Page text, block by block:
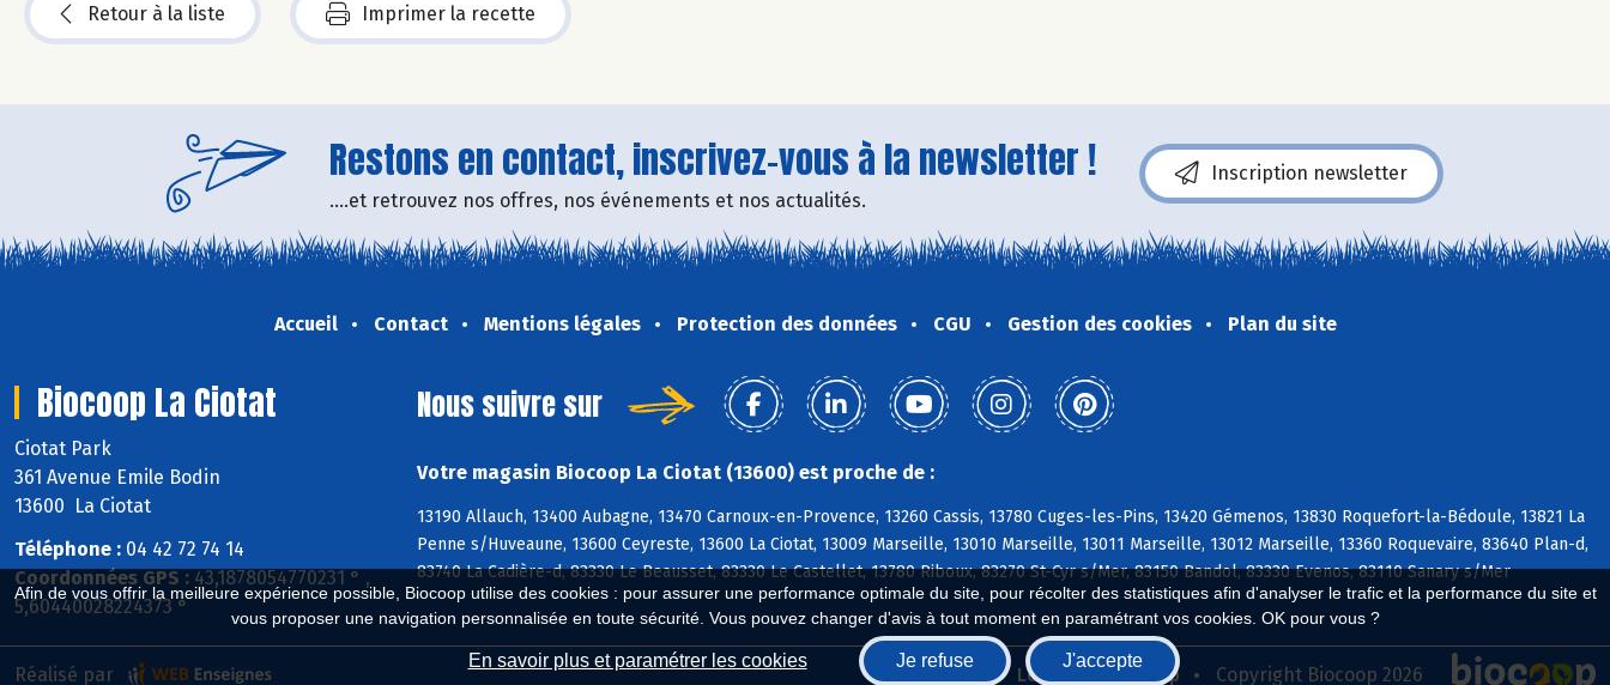
Afin de vous offrir la meilleure expérience possible, Biocoop utilise des cookies : pour assurer une performance optimale du site, pour récolter des statistiques afin d'analyser le trafic et la performance du site et
vous proposer une navigation personnalisée en toute sécurité. Vous pouvez changer d'avis à tout moment en paramétrant vos cookies. OK pour vous ?
En savoir plus et paramétrer les cookies Je refuse J'accepte
Retour à la liste Imprimer la recette
Restons en contact, inscrivez-vous à la newsletter !
....et retrouvez nos offres, nos événements et nos actualités.
Inscription newsletter
Accueil Contact Mentions légales Protection des données CGU Gestion des cookies Plan du site
Biocoop La Ciotat
Ciotat Park
361 Avenue Emile Bodin
13600 La Ciotat
Téléphone : 04 42 72 74 14
Coordonnées GPS : 43,1878054770231 ° ,
5,60440028224373 °
Nous suivre sur
Votre magasin Biocoop La Ciotat (13600) est proche de :
13190 Allauch, 13400 Aubagne, 13470 Carnoux-en-Provence, 13260 Cassis, 13780 Cuges-les-Pins, 13420 Gémenos, 13830 Roquefort-la-Bédoule, 13821 La
Penne s/Huveaune, 13600 Ceyreste, 13600 La Ciotat, 13009 Marseille, 13010 Marseille, 13011 Marseille, 13012 Marseille, 13360 Roquevaire, 83640 Plan-d,
83740 La Cadière-d, 83330 Le Beausset, 83330 Le Castellet, 13780 Riboux, 83270 St-Cyr s/Mer, 83150 Bandol, 83330 Evenos, 83110 Sanary s/Mer
Biocoop.fr Le réseau Biocoop Copyright Biocoop 2026
Réalisé par